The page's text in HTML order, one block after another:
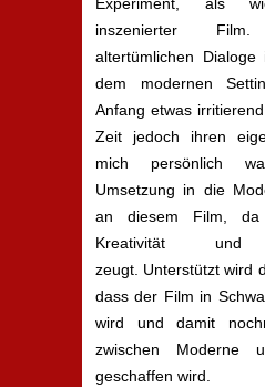
inszenierter
altertümlichen
dem modernen
Anfang etwas
Zeit jedoch ihren
mich persönlich
Umsetzung in die
an diesem Film,
Kreativität und
zeugt. Unterstützt wird
dass der Film in
wird und damit
zwischen Moderne
geschaffen wird.